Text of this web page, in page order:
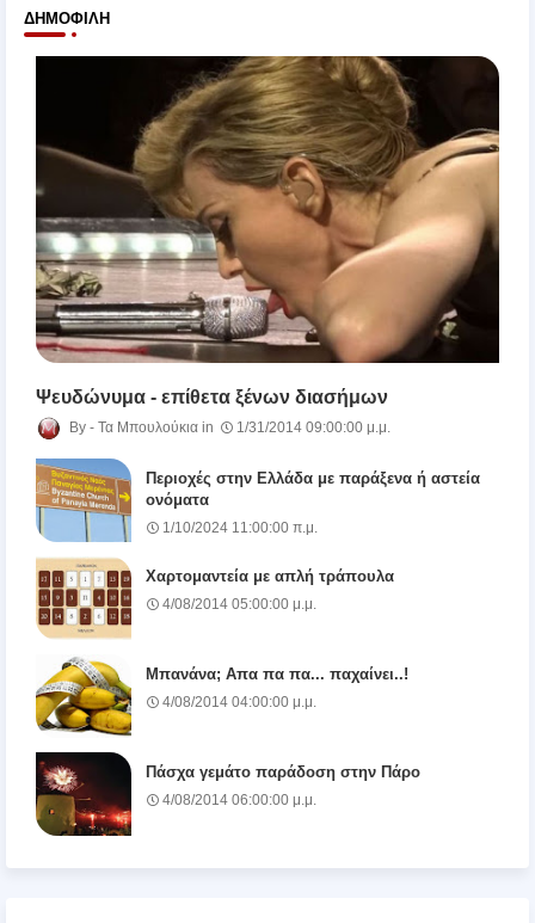
ΔΗΜΟΦΙΛΉ
Ψευδώνυμα - επίθετα ξένων διασήμων
Τα Μπουλούκια 1/31/2014 09:00:00 μ.μ.
Περιοχές στην Ελλάδα με παράξενα ή αστεία
ονόματα
1/10/2024 11:00:00 π.μ.
Χαρτομαντεία με απλή τράπουλα
4/08/2014 05:00:00 μ.μ.
Μπανάνα; Απα πα πα... παχαίνει..!
4/08/2014 04:00:00 μ.μ.
Πάσχα γεμάτο παράδοση στην Πάρο
4/08/2014 06:00:00 μ.μ.